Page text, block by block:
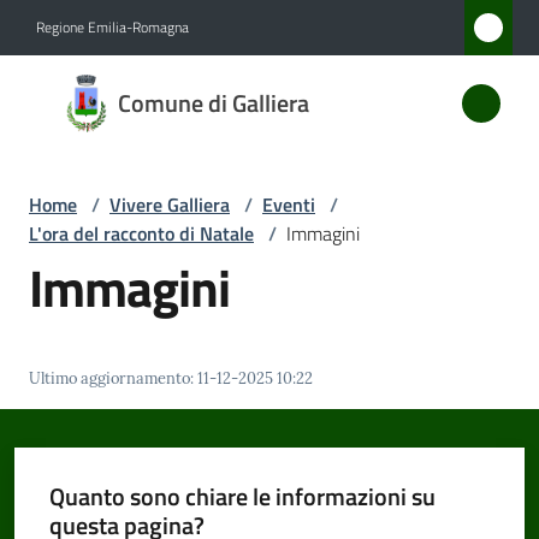
Regione Emilia-Romagna
Comune di Galliera
Comune
di
Servizi
Vivere
Galliera
Menu selezionato
Home / Vivere Galliera / Eventi /
L'ora del racconto di Natale / Immagini
Immagini
Ultimo aggiornamento:11-12-2025 10:22
Quanto sono chiare le informazioni su
questa pagina?